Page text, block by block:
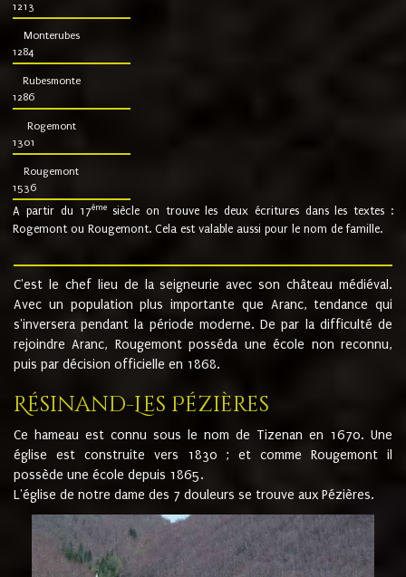
1213
Monterubes
1284
Rubesmonte
1286
Rogemont
1301
Rougemont
1536
A partir du 17ème siècle on trouve les deux écritures dans les textes :
Rogemont ou Rougemont. Cela est valable aussi pour le nom de famille.
C'est le chef lieu de la seigneurie avec son château médiéval.
Avec un population plus importante que Aranc, tendance qui
s'inversera pendant la période moderne. De par la difficulté de
rejoindre Aranc, Rougemont posséda une école non reconnu,
puis par décision officielle en 1868.
Résinand-Les Pézières
Ce hameau est connu sous le nom de Tizenan en 1670. Une
église est construite vers 1830 ; et comme Rougemont il
possède une école depuis 1865.
L'église de notre dame des 7 douleurs se trouve aux Pézières.